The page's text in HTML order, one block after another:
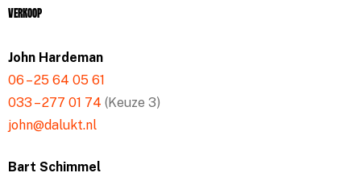
Verkoop
John Hardeman
06 – 25 64 05 61
033 – 277 01 74 (Keuze 3)
john@dalukt.nl
Bart Schimmel